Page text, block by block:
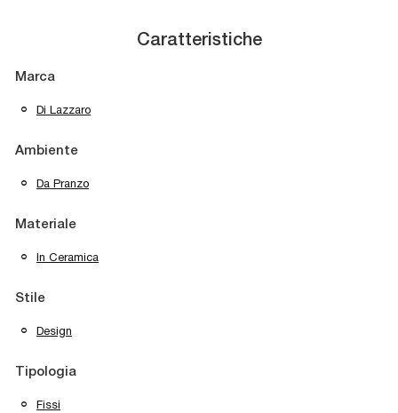
Caratteristiche
Marca
Di Lazzaro
Ambiente
Da Pranzo
Materiale
In Ceramica
Stile
Design
Tipologia
Fissi